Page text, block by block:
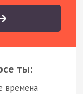
ты:
времена